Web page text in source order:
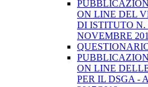
ON LINE DEL
DI ISTITUTO N.
NOVEMBRE
ON LINE
PER IL DSGA -